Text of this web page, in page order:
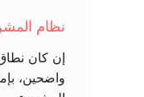
نظام
إن كان
واضحين،